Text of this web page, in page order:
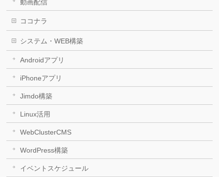
動画配信
ココナラ
システム・WEB構築
Androidアプリ
iPhoneアプリ
Jimdo構築
Linux活用
WebClusterCMS
WordPress構築
イベントスケジュール